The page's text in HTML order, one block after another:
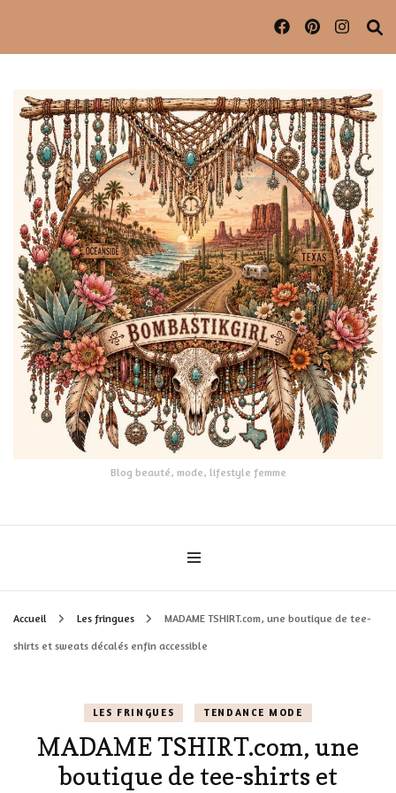
Blog beauté, mode, lifestyle femme
Accueil Les fringues MADAME TSHIRT.com, une boutique de tee-
shirts et sweats décalés enfin accessible
LES FRINGUES TENDANCE MODE
MADAME TSHIRT.com, une
boutique de tee-shirts et